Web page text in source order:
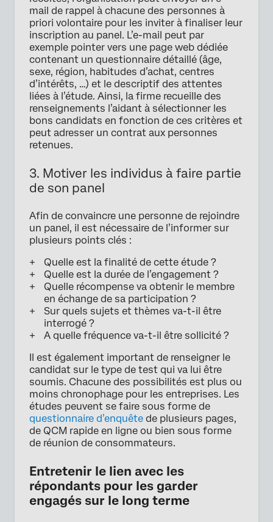
mail de rappel à chacune des personnes à
priori volontaire pour les inviter à finaliser leur
inscription au panel. L’e-mail peut par
exemple pointer vers une page web dédiée
contenant un questionnaire détaillé (âge,
sexe, région, habitudes d’achat, centres
d’intérêts, …) et le descriptif des attentes
liées à l’étude. Ainsi, la firme recueille des
renseignements l’aidant à sélectionner les
bons candidats en fonction de ces critères et
peut adresser un contrat aux personnes
retenues.
3. Motiver les individus à faire partie
de son panel
Afin de convaincre une personne de rejoindre
un panel, il est nécessaire de l’informer sur
plusieurs points clés :
Quelle est la finalité de cette étude ?
Quelle est la durée de l’engagement ?
Quelle récompense va obtenir le membre
en échange de sa participation ?
Sur quels sujets et thèmes va-t-il être
interrogé ?
A quelle fréquence va-t-il être sollicité ?
Il est également important de renseigner le
candidat sur le type de test qui va lui être
soumis. Chacune des possibilités est plus ou
moins chronophage pour les entreprises. Les
études peuvent se faire sous forme de
questionnaire d’enquête de plusieurs pages,
de QCM rapide en ligne ou bien sous forme
de réunion de consommateurs.
Entretenir le lien avec les
répondants pour les garder
engagés sur le long terme